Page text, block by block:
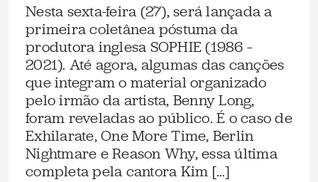
Nesta sexta-feira (27), será lançada a
primeira coletânea póstuma da
produtora inglesa SOPHIE (1986 –
2021). Até agora, algumas das canções
que integram o material organizado
pelo irmão da artista, Benny Long,
foram reveladas ao público. É o caso de
Exhilarate, One More Time, Berlin
Nightmare e Reason Why, essa última
completa pela cantora Kim […]